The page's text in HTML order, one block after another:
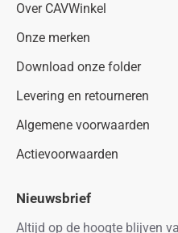
Over CAVWinkel
Onze merken
Download onze folder
Levering en retourneren
Algemene voorwaarden
Actievoorwaarden
Nieuwsbrief
Altijd op de hoogte blijven